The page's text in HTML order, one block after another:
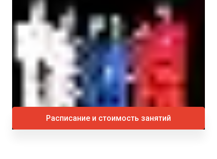
Расписание и стоимость занятий